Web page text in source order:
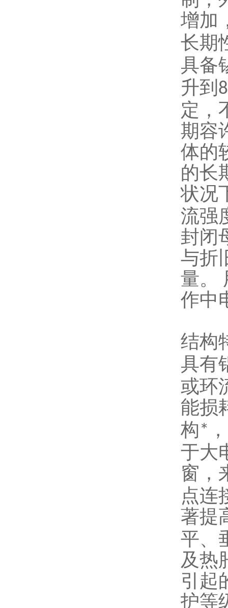
增加
长期
具备
升到
定，
期容
体的
的长
状况
流强
封闭
与折
量。
作中
结构
具有
或环
能损
构*
于大
窗，
点连
著提
平、
及热
引起
护等